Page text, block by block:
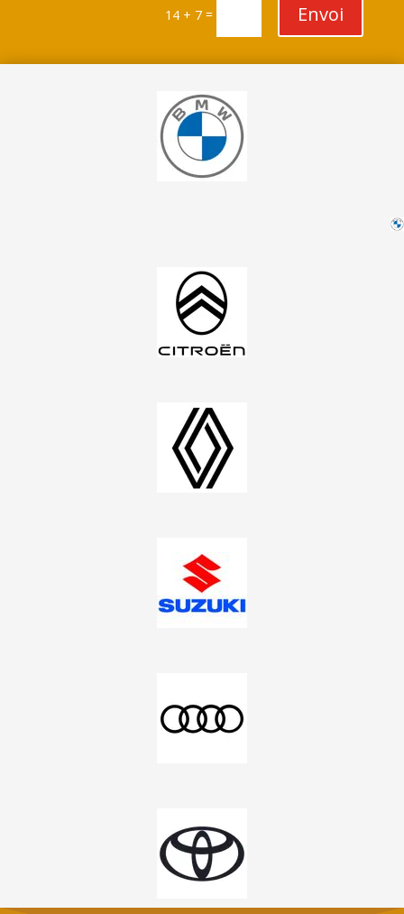
14 + 7 = Envoi